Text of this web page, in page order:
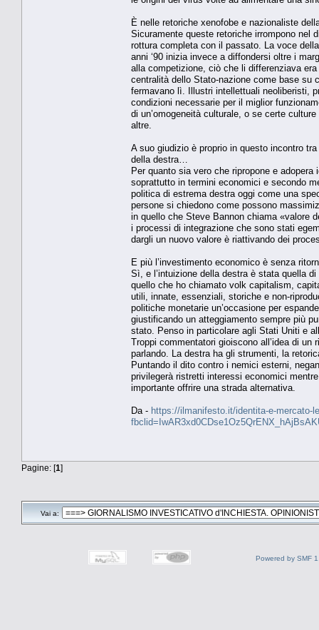
È nelle retoriche xenofobe e nazionaliste
Sicuramente queste retoriche irrompono nel
rottura completa con il passato. La voce
anni ‘90 inizia invece a diffondersi oltre i
alla competizione, ciò che li differenziava
centralità dello Stato-nazione come base su
fermavano lì. Illustri intellettuali neoliberisti,
condizioni necessarie per il miglior
di un’omogeneità culturale, o se certe
altre.
A suo giudizio è proprio in questo incontro
della destra…
Per quanto sia vero che ripropone e
soprattutto in termini economici e secondo
politica di estrema destra oggi come una
persone si chiedono come possono
in quello che Steve Bannon chiama «valore
i processi di integrazione che sono stati
dargli un nuovo valore è riattivando dei
E più l’investimento economico è senza
Sì, e l’intuizione della destra è stata quella
quello che ho chiamato volk capitalism,
utili, innate, essenziali, storiche e non-
politiche monetarie un’occasione per
giustificando un atteggiamento sempre più
stato. Penso in particolare agli Stati Uniti e
Troppi commentatori gioiscono all’idea di
parlando. La destra ha gli strumenti, la
Puntando il dito contro i nemici esterni,
privilegerà ristretti interessi economici
importante offrire una strada alternativa.
Da - https://ilmanifesto.it/identita-e-mercato-
Pagine: [1]
Vai a:
Powered by SMF